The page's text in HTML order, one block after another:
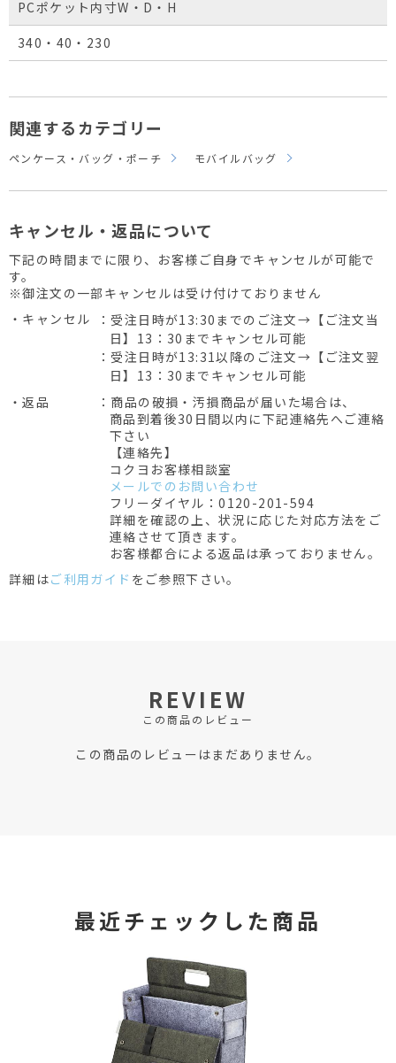
PCポケット内寸W・D・H
340・40・230
関連するカテゴリー
ペンケース・バッグ・ポーチ モバイルバッグ
キャンセル・返品について
下記の時間までに限り、お客様ご自身でキャンセルが可能で
す。
※御注文の一部キャンセルは受け付けておりません
・キャンセル
：受注日時が13:30までのご注文→【ご注文当
日】13：30までキャンセル可能
：受注日時が13:31以降のご注文→【ご注文翌
日】13：30までキャンセル可能
・返品
：商品の破損・汚損商品が届いた場合は、
商品到着後30日間以内に下記連絡先へご連絡
下さい
【連絡先】
コクヨお客様相談室
メールでのお問い合わせ
フリーダイヤル：0120-201-594
詳細を確認の上、状況に応じた対応方法をご
連絡させて頂きます。
お客様都合による返品は承っておりません。
詳細はご利用ガイド をご参照下さい。
REVIEW
この商品のレビュー
この商品のレビューはまだありません。
最近チェックした商品